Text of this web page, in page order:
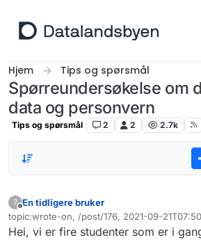
Hjem Tips og spørsmål
Spørreundersøkelse om
data og personvern
Tips og spørsmål 2 2 2.7k
?
Frakoblet
En tidligere bruker
topic:wrote-on, /post/176, 2021-09-
Sist endret av
Hei, vi er fire studenter som er i